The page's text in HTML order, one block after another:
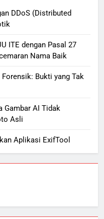
DDoS (Distributed
ITE dengan Pasal 27
Nama Baik
Bukti yang Tak
Gambar AI Tidak
Asli
Aplikasi ExifTool